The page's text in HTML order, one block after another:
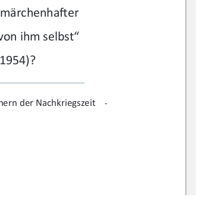
Ōer
ihm selbst“
der Nachkriegszeit -